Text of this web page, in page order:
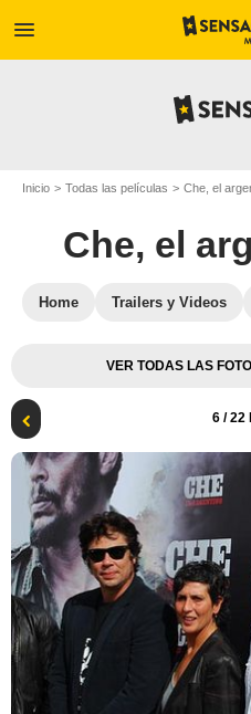
menu
Inicio Todas las películas Che, el
Che, el
Home Trailers y Videos
VER TODAS LAS
6/ 22